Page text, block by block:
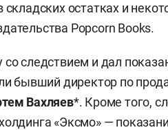
остатках и
Popcorn Books.
следствием и дал
бывший директор по
Вахляев*. Кроме того,
«Эксмо» —